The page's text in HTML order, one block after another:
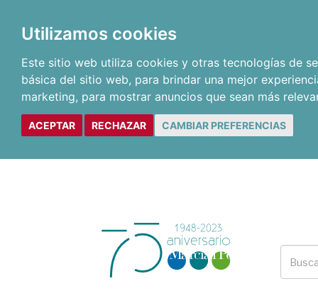
Utilizamos cookies
Este sitio web utiliza cookies y otras tecnologías de
básica del sitio web, para brindar una mejor
marketing, para mostrar anuncios que sean más
ACEPTAR RECHAZAR CAMBIAR PREFERENCIAS